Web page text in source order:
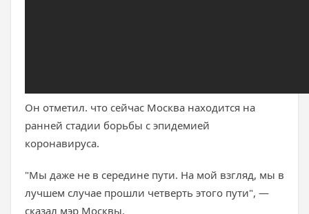
Он отметил. что сейчас Москва находится на
ранней стадии борьбы с эпидемией
коронавируса.
"Мы даже не в середине пути. На мой взгляд, мы в
лучшем случае прошли четверть этого пути", —
сказал мэр Москвы.